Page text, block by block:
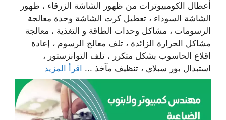
أعطال الكومبيوترات من ظهور الشاشة الزرقاء ، ظهور
الشاشة السوداء ، تعطيل كرت الشاشة وحدة معالجة
الرسومات ، مشاكل وحدات الطاقة و التغذية ، معالجة
مشاكل الحرارة الزائدة ، تلف معالج الرسوم ، إعادة
اقلاع الحاسوب بشكل متكرر ، تلف التوانزستور ،
استبدال بور سبلاي ، تنظيف مآخذ ... اقرأ المزيد